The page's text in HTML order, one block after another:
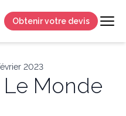
Obtenir votre devis
2023
Monde